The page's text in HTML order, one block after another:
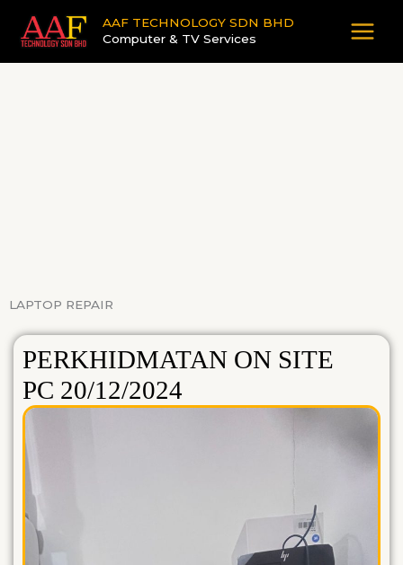
AAF TECHNOLOGY SDN BHD
Computer & TV Services
LAPTOP REPAIR
PERKHIDMATAN ON SITE
PC 20/12/2024